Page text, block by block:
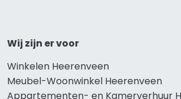
Wij zijn er voor
Winkelen Heerenveen
Meubel-Woonwinkel Heerenveen
Appartementen- en Kamerverhuur